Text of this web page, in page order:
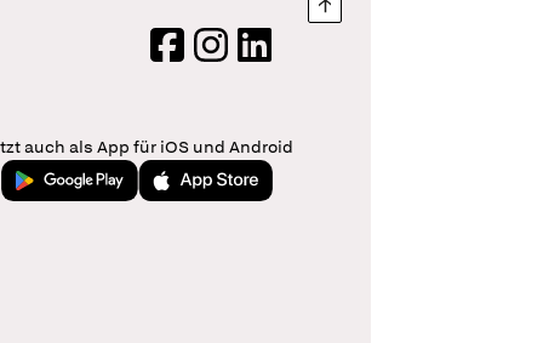
Nach oben springen
FacebookInstagram
LinkedIn
auch als App für iOS und Android
Jetzt bei Google PlayLaden im App Store